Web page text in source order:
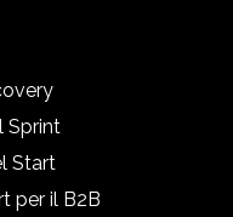
Sprint
Start
per il B2B